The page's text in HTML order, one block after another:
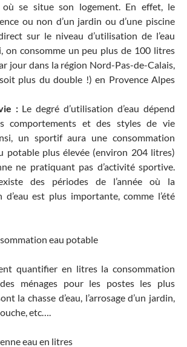
où se situe son logement. En effet, le
ou non d’un jardin ou d’une piscine
sur le niveau d’utilisation de l’eau
on consomme un peu plus de 100 litres
jour dans la région Nord-Pas-de-Calais,
plus du double !) en Provence Alpes
:Le degré d’utilisation d’eau dépend
comportements et des styles de vie
un sportif aura une consommation
potable plus élevée (environ 204 litres)
ne pratiquant pas d’activité sportive.
des périodes de l’année où la
d’eau est plus importante, comme l’été
quantifier en litres la consommation
des ménages pour les postes les plus
la chasse d’eau, l’arrosage d’un jardin,
etc….